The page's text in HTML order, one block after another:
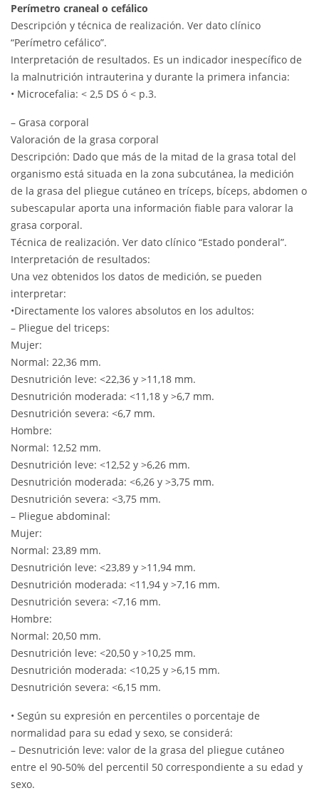
Perímetro craneal o cefálico
Descripción y técnica de realización. Ver dato clínico
“Perímetro cefálico”.
Interpretación de resultados. Es un indicador inespecífico de
la malnutrición intrauterina y durante la primera infancia:
• Microcefalia: < 2,5 DS ó < p.3.
– Grasa corporal
Valoración de la grasa corporal
Descripción: Dado que más de la mitad de la grasa total del
organismo está situada en la zona subcutánea, la medición
de la grasa del pliegue cutáneo en tríceps, bíceps, abdomen o
subescapular aporta una información fiable para valorar la
grasa corporal.
Técnica de realización. Ver dato clínico “Estado ponderal”.
Interpretación de resultados:
Una vez obtenidos los datos de medición, se pueden
interpretar:
•Directamente los valores absolutos en los adultos:
– Pliegue del triceps:
Mujer:
Normal: 22,36 mm.
Desnutrición leve: <22,36 y >11,18 mm.
Desnutrición moderada: <11,18 y >6,7 mm.
Desnutrición severa: <6,7 mm.
Hombre:
Normal: 12,52 mm.
Desnutrición leve: <12,52 y >6,26 mm.
Desnutrición moderada: <6,26 y >3,75 mm.
Desnutrición severa: <3,75 mm.
– Pliegue abdominal:
Mujer:
Normal: 23,89 mm.
Desnutrición leve: <23,89 y >11,94 mm.
Desnutrición moderada: <11,94 y >7,16 mm.
Desnutrición severa: <7,16 mm.
Hombre:
Normal: 20,50 mm.
Desnutrición leve: <20,50 y >10,25 mm.
Desnutrición moderada: <10,25 y >6,15 mm.
Desnutrición severa: <6,15 mm.
• Según su expresión en percentiles o porcentaje de
normalidad para su edad y sexo, se considerá:
– Desnutrición leve: valor de la grasa del pliegue cutáneo
entre el 90-50% del percentil 50 correspondiente a su edad y
sexo.